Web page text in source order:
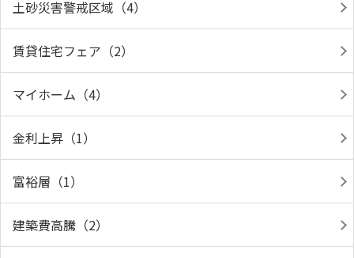
土砂災害警戒区域（4）
賃貸住宅フェア（2）
マイホーム（4）
金利上昇（1）
富裕層（1）
建築費高騰（2）